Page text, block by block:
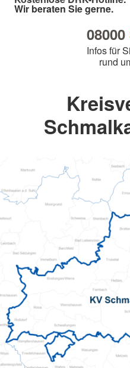
Wir beraten Sie gerne.
08000
Infos für
rund